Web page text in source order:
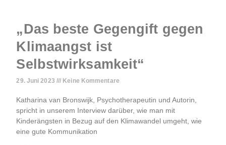
„Das beste Gegengift gegen
Klimaangst ist
Selbstwirksamkeit“
29. Juni 2023 Keine Kommentare
Katharina van Bronswijk, Psychotherapeutin und Autorin,
spricht in unserem Interview darüber, wie man mit
Kinderängsten in Bezug auf den Klimawandel umgeht, wie
eine gute Kommunikation